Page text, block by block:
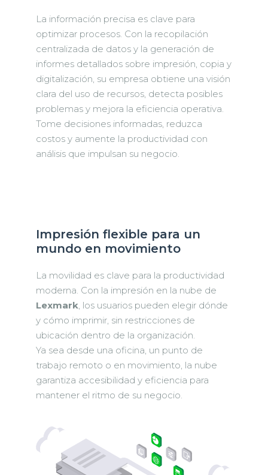
La información precisa es clave para
optimizar procesos. Con la recopilación
centralizada de datos y la generación de
informes detallados sobre impresión, copia y
digitalización, su empresa obtiene una visión
clara del uso de recursos, detecta posibles
problemas y mejora la eficiencia operativa.
Tome decisiones informadas, reduzca
costos y aumente la productividad con
análisis que impulsan su negocio.
Impresión flexible para un
mundo en movimiento
La movilidad es clave para la productividad
moderna. Con la impresión en la nube de
Lexmark , los usuarios pueden elegir dónde
y cómo imprimir, sin restricciones de
ubicación dentro de la organización.
Ya sea desde una oficina, un punto de
trabajo remoto o en movimiento, la nube
garantiza accesibilidad y eficiencia para
mantener el ritmo de su negocio.